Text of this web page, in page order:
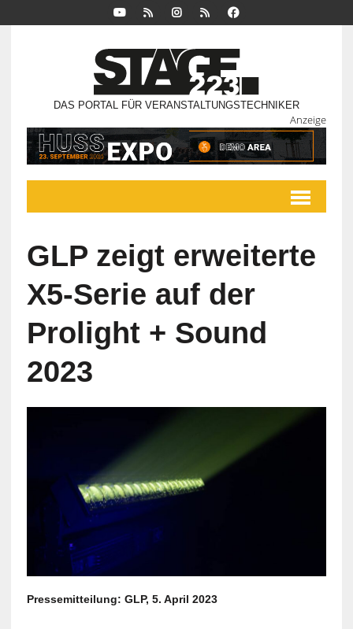
DAS PORTAL FÜR VERANSTALTUNGSTECHNIKER
Anzeige
GLP zeigt erweiterte
X5-Serie auf der
Prolight + Sound
2023
Pressemitteilung: GLP, 5. April 2023